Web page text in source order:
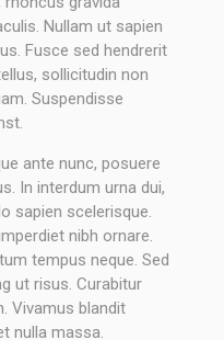
Nullam ut sapien
Fusce sed hendrerit
sollicitudin non
Suspendisse
ante nunc, posuere
In interdum urna dui,
sapien scelerisque.
nibh ornare.
tempus neque. Sed
ut risus. Curabitur
Vivamus blandit
nulla massa.